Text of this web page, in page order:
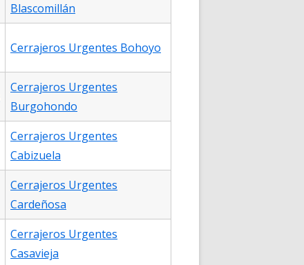
Blascomillán
Cerrajeros Urgentes Bohoyo
Cerrajeros Urgentes
Burgohondo
Cerrajeros Urgentes
Cabizuela
Cerrajeros Urgentes
Cardeñosa
Cerrajeros Urgentes
Casavieja